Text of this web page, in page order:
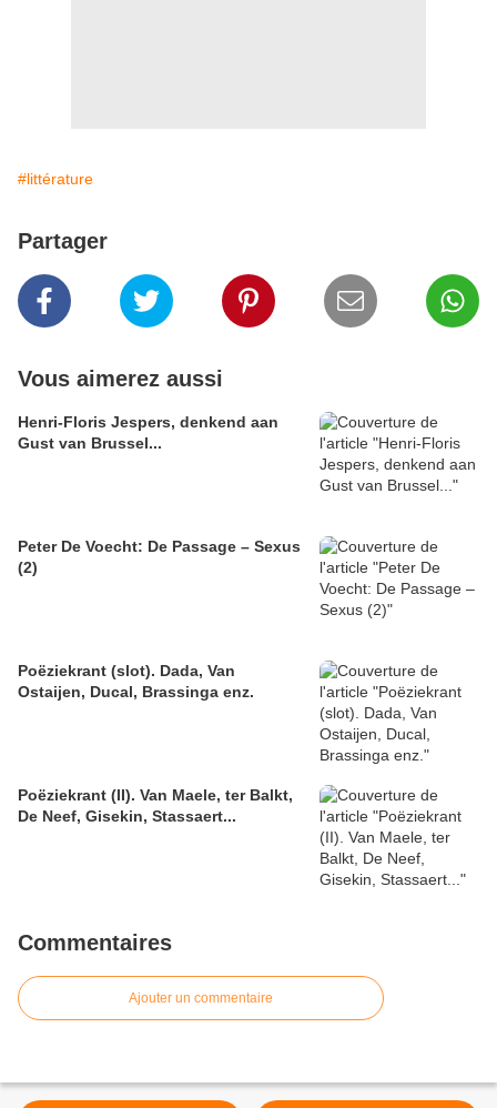
#littérature
Partager
Vous aimerez aussi
Henri-Floris Jespers, denkend aan
Gust van Brussel...
Peter De Voecht: De Passage – Sexus
(2)
Poëziekrant (slot). Dada, Van
Ostaijen, Ducal, Brassinga enz.
Poëziekrant (II). Van Maele, ter Balkt,
De Neef, Gisekin, Stassaert...
Commentaires
Ajouter un commentaire